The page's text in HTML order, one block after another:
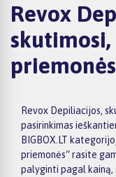
Revox
skutimosi,
priemonės
Revox Depiliacijos,
pasirinkimas
BIGBOX.LT
priemonės“ rasite
palyginti pagal